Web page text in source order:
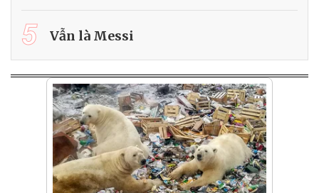
5 Vẫn là Messi